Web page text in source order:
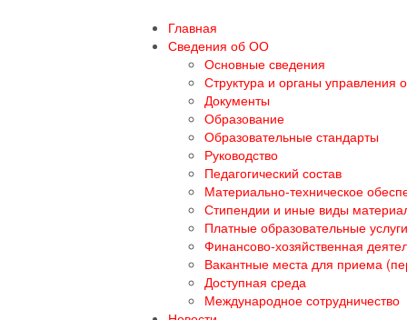
Главная
Сведения об ОО
Основные сведения
Структура и органы управления
Документы
Образование
Образовательные стандарты
Руководство
Педагогический состав
Материально-техническое
Стипендии и иные виды
Платные образовательные услуги
Финансово-хозяйственная
Вакантные места для приема
Доступная среда
Международное сотрудничество